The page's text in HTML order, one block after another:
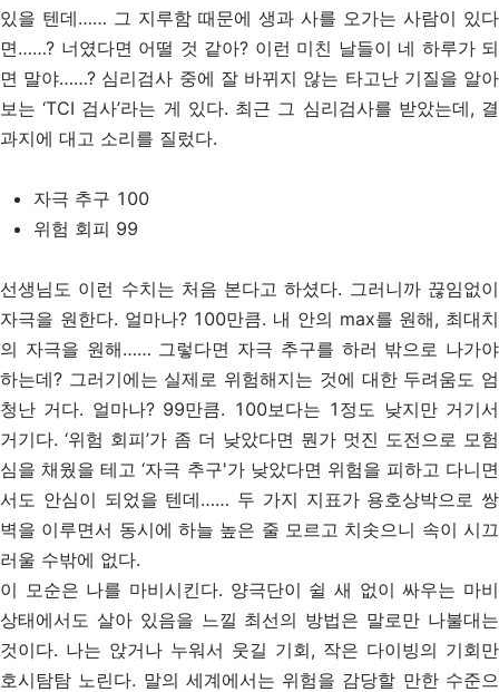
있을 텐데…… 그 지루함 때문에 생과 사를 오가는 사람이 있다
면……? 너였다면 어떨 것 같아? 이런 미친 날들이 네 하루가 되
면 말야……? 심리검사 중에 잘 바뀌지 않는 타고난 기질을 알아
보는 ‘TCI 검사’라는 게 있다. 최근 그 심리검사를 받았는데, 결
과지에 대고 소리를 질렀다.
자극 추구 100
위험 회피 99
선생님도 이런 수치는 처음 본다고 하셨다. 그러니까 끊임없이
자극을 원한다. 얼마나? 100만큼. 내 안의 max를 원해, 최대치
의 자극을 원해…… 그렇다면 자극 추구를 하러 밖으로 나가야
하는데? 그러기에는 실제로 위험해지는 것에 대한 두려움도 엄
청난 거다. 얼마나? 99만큼. 100보다는 1정도 낮지만 거기서
거기다. ‘위험 회피’가 좀 더 낮았다면 뭔가 멋진 도전으로 모험
심을 채웠을 테고 ‘자극 추구'가 낮았다면 위험을 피하고 다니면
서도 안심이 되었을 텐데…… 두 가지 지표가 용호상박으로 쌍
벽을 이루면서 동시에 하늘 높은 줄 모르고 치솟으니 속이 시끄
러울 수밖에 없다.
이 모순은 나를 마비시킨다. 양극단이 쉴 새 없이 싸우는 마비
상태에서도 살아 있음을 느낄 최선의 방법은 말로만 나불대는
것이다. 나는 앉거나 누워서 웃길 기회, 작은 다이빙의 기회만
호시탐탐 노린다. 말의 세계에서는 위험을 감당할 만한 수준으